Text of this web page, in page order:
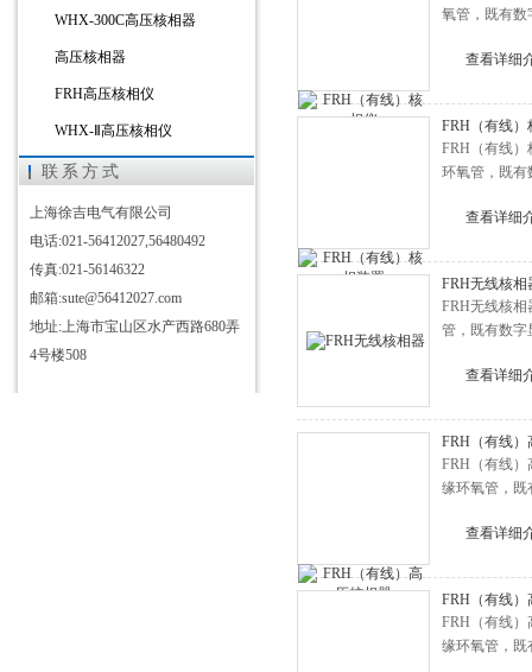
WHX-300C高压核相器
高压核相器
FRH高压核相仪
WHX-Ⅱ高压核相仪
超声波线缆测高仪
FRD高压核相仪
SHX2000YIII高压核相仪
DHX高压核相仪
TAG6000高压核相仪
联系方式
上海徐吉电气有限公司
电话:021-56412027,56480492
传真:021-56146322
邮箱:sute@56412027.com
地址:上海市宝山区水产西路680弄
4号楼508
氧管，既有数
查看详细
FRH（有线）
FRH（有线
环氧管，既有
查看详细
FRH无线核相
FRH无线核
管，既有数字
查看详细
FRH（有线）
FRH（有线
缘环氧管，既
查看详细
FRH（有线）
FRH（有线
缘环氧管，既